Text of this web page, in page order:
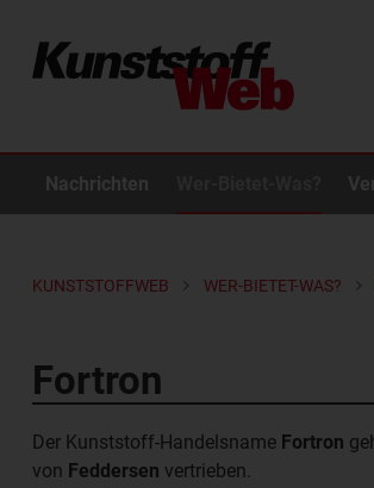
Nachrichten
KUNSTSTOFFWEB WER-BIETET-WAS?
Fortron
Der Kunststoff-Handelsname Fortron
von Feddersen vertrieben.